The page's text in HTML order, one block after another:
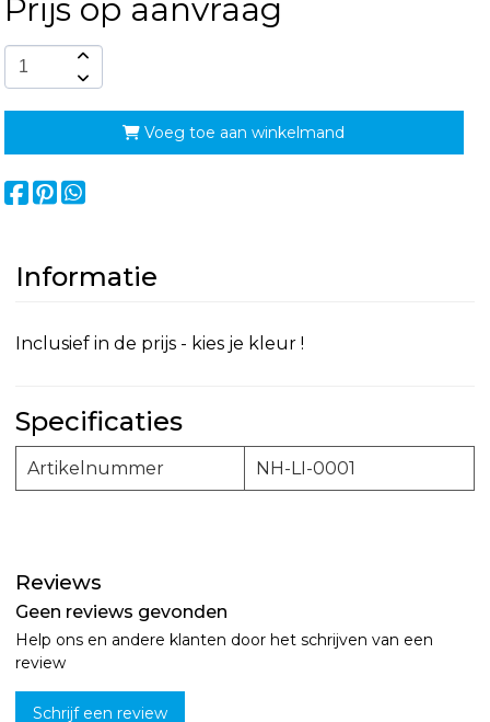
Prijs op aanvraag
Voeg toe aan winkelmand
Informatie
Inclusief in de prijs - kies je kleur !
Specificaties
Artikelnummer NH-LI-0001
Reviews
Geen reviews gevonden
Help ons en andere klanten door het schrijven van een
review
Schrijf een review